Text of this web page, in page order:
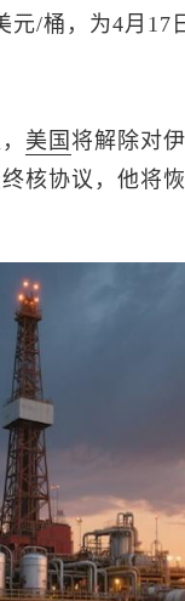
元/桶，为4月
美国 将解除对
核协议，他将